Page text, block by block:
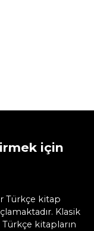
için
Türkçe kitap
Klasik
kitapların